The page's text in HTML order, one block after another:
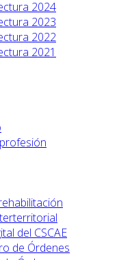
2024
2023
2022
2021
del CSCAE
de Órdenes